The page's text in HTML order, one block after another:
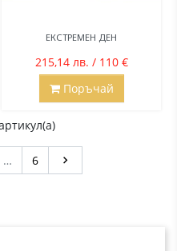
ЕКСТРЕМЕН ДЕН
215,14 лв. / 110 €
Поръчай
… 6 Напред
